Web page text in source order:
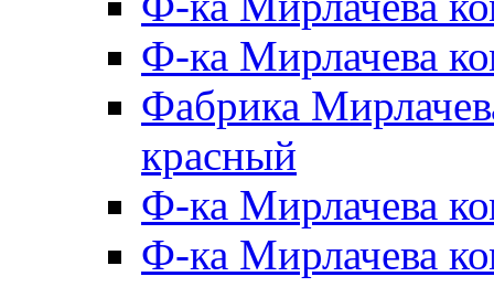
Ф-ка Мирлачева
Фабрика
красный
Ф-ка Мирлачева
Ф-ка Мирлачева